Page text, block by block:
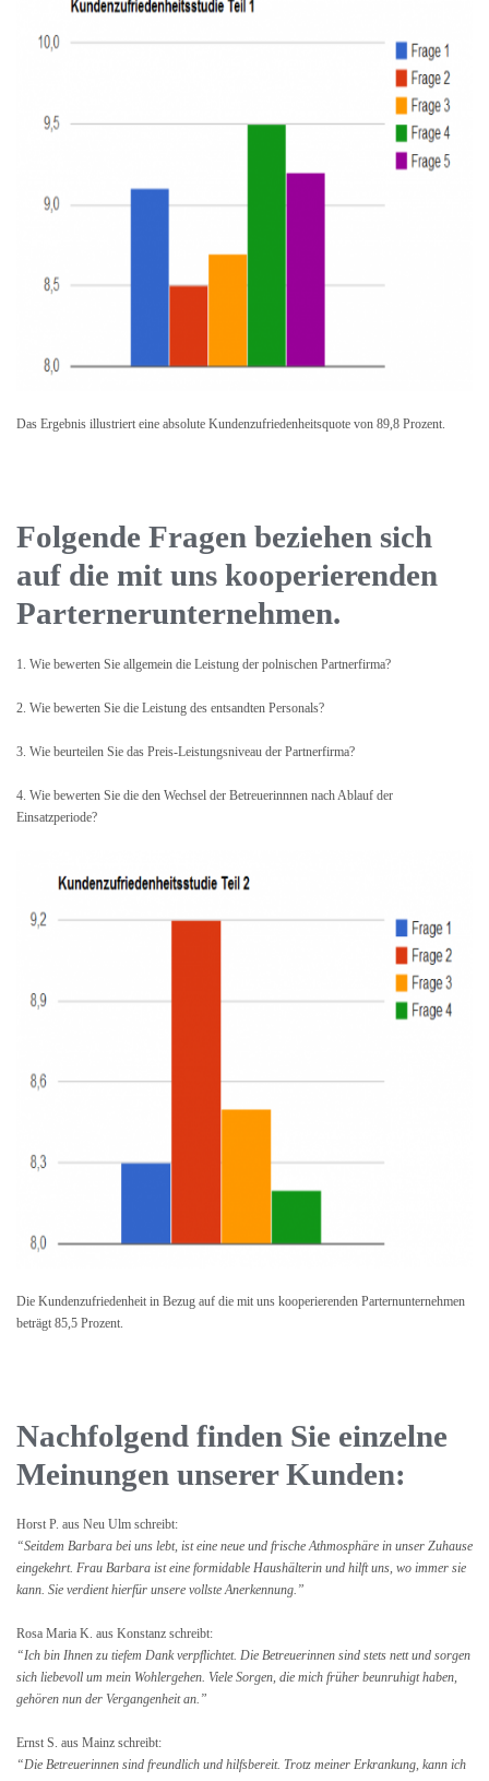
Das Ergebnis illustriert eine absolute Kundenzufriedenheitsquote von 89,8 Prozent.
Folgende Fragen beziehen sich
auf die mit uns kooperierenden
Parternerunternehmen.
1. Wie bewerten Sie allgemein die Leistung der polnischen Partnerfirma?
2. Wie bewerten Sie die Leistung des entsandten Personals?
3. Wie beurteilen Sie das Preis-Leistungsniveau der Partnerfirma?
4. Wie bewerten Sie die den Wechsel der Betreuerinnnen nach Ablauf der
Einsatzperiode?
Die Kundenzufriedenheit in Bezug auf die mit uns kooperierenden Parternunternehmen
beträgt 85,5 Prozent.
Nachfolgend finden Sie einzelne
Meinungen unserer Kunden:
Horst P. aus Neu Ulm schreibt:
“Seitdem Barbara bei uns lebt, ist eine neue und frische Athmosphäre in unser Zuhause
eingekehrt. Frau Barbara ist eine formidable Haushälterin und hilft uns, wo immer sie
kann. Sie verdient hierfür unsere vollste Anerkennung.”
Rosa Maria K. aus Konstanz schreibt:
“Ich bin Ihnen zu tiefem Dank verpflichtet. Die Betreuerinnen sind stets nett und sorgen
sich liebevoll um mein Wohlergehen. Viele Sorgen, die mich früher beunruhigt haben,
gehören nun der Vergangenheit an.”
Ernst S. aus Mainz schreibt:
“Die Betreuerinnen sind freundlich und hilfsbereit. Trotz meiner Erkrankung, kann ich